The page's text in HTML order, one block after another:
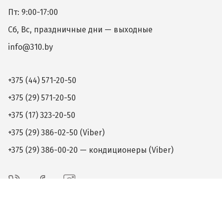
Пт: 9:00-17:00
Сб, Вс, праздничные дни — выходные
info@310.by
+375 (44) 571-20-50
+375 (29) 571-20-50
+375 (17) 323-20-50
+375 (29) 386-02-50 (Viber)
+375 (29) 386-00-20 — кондиционеры (Viber)